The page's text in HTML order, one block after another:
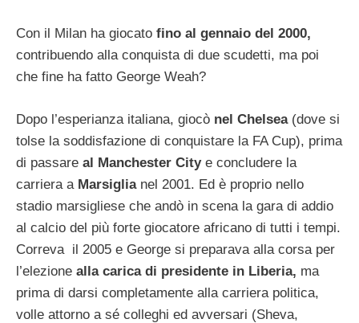
Con il Milan ha giocato fino al gennaio del 2000,
contribuendo alla conquista di due scudetti, ma poi
che fine ha fatto George Weah?
Dopo l’esperianza italiana, giocò nel Chelsea(dove si
tolse la soddisfazione di conquistare la FA Cup), prima
di passare al Manchester City e concludere la
carriera a Marsiglia nel 2001. Ed è proprio nello
stadio marsigliese che andò in scena la gara di addio
al calcio del più forte giocatore africano di tutti i tempi.
Correva il 2005 e George si preparava alla corsa per
l’elezione alla carica di presidente in Liberia, ma
prima di darsi completamente alla carriera politica,
volle attorno a sé colleghi ed avversari (Sheva,